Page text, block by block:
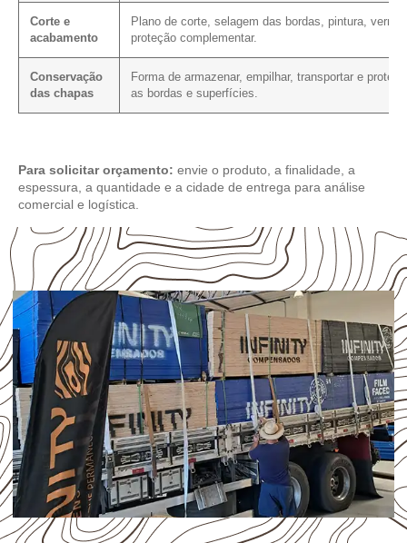
Corte e
acabamento
Plano de corte, selagem das bordas, pintura, verniz
proteção complementar.
Conservação
das chapas
Forma de armazenar, empilhar, transportar e
as bordas e superfícies.
Para solicitar orçamento: envie o produto, a finalidade, a
espessura, a quantidade e a cidade de entrega para análise
comercial e logística.